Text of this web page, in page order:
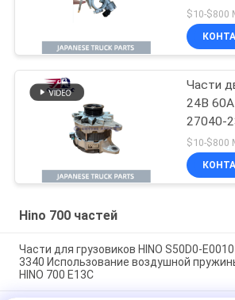
Для
$10-$800
Части
24В 60А
27040-
$10-$800
Hino 700 частей
Части для грузовиков HINO S50D0-
3340 Использование воздушной
HINO 700 E13C